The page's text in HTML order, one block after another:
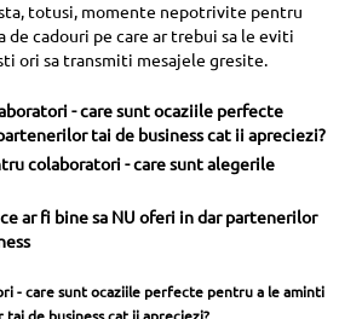
totusi, momente nepotrivite pentru
de cadouri pe care ar trebui sa le eviti
ori sa transmiti mesajele gresite.
- care sunt ocaziile perfecte
tai de business cat ii apreciezi?
colaboratori - care sunt alegerile
ar fi bine sa NU oferi in dar partenerilor
- care sunt ocaziile perfecte pentru a le aminti